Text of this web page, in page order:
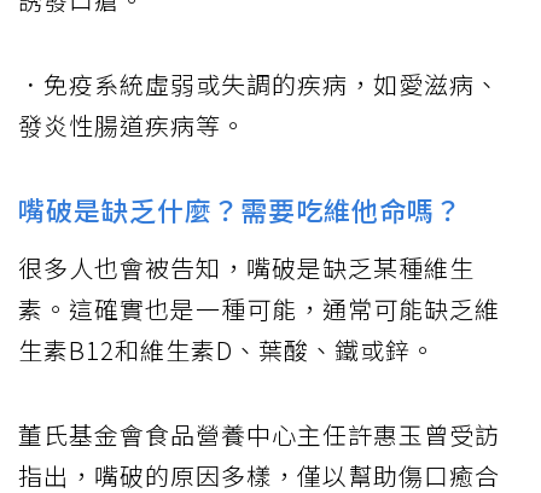
．免疫系統虛弱或失調的疾病，如愛滋病、
發炎性腸道疾病等。
嘴破是缺乏什麼？需要吃維他命嗎？
很多人也會被告知，嘴破是缺乏某種維生
素。這確實也是一種可能，通常可能缺乏維
生素B12和維生素D、葉酸、鐵或鋅。
董氏基金會食品營養中心主任許惠玉曾受訪
指出，嘴破的原因多樣，僅以幫助傷口癒合